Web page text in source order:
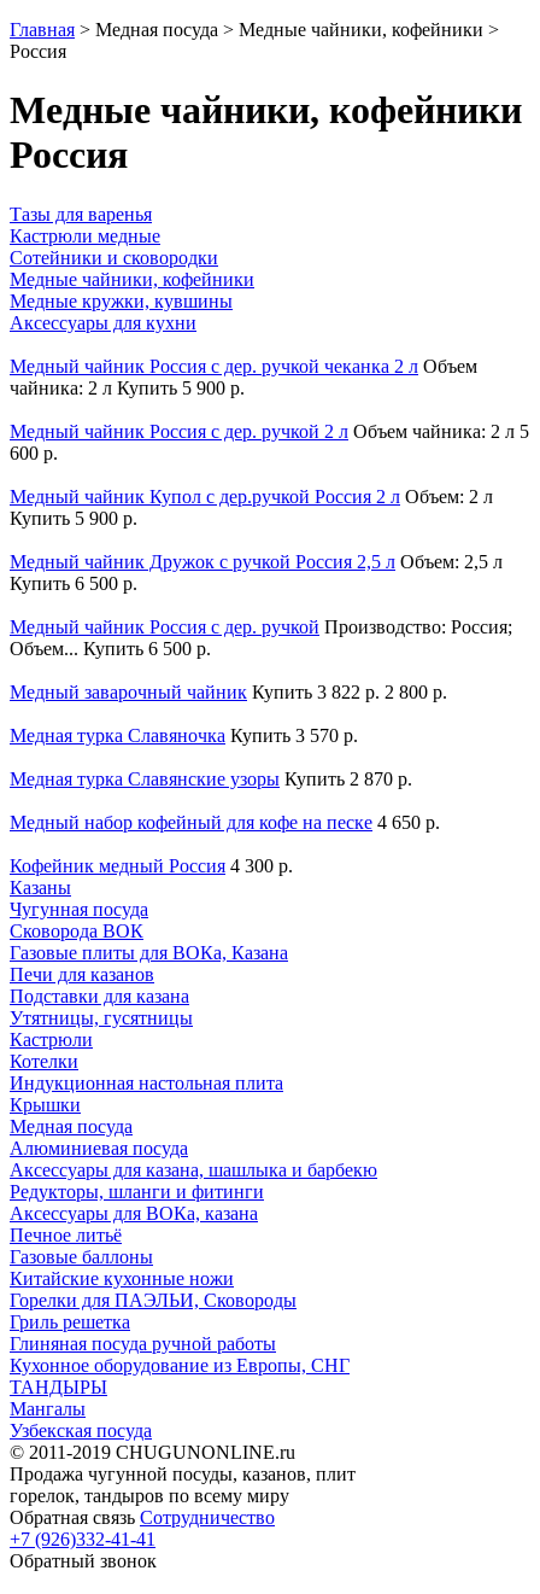
Главная > Медная посуда > Медные чайники, кофейники >
Россия
Медные чайники, кофейники
Россия
Тазы для варенья
Кастрюли медные
Сотейники и сковородки
Медные чайники, кофейники
Медные кружки, кувшины
Аксессуары для кухни
Медный чайник Россия с дер. ручкой чеканка 2 л Объем
чайника: 2 л Купить 5 900 р.
Медный чайник Россия с дер. ручкой 2 л Объем чайника: 2 л 5
600 р.
Медный чайник Купол с дер.ручкой Россия 2 л Объем: 2 л
Купить 5 900 р.
Медный чайник Дружок с ручкой Россия 2,5 л Объем: 2,5 л
Купить 6 500 р.
Медный чайник Россия с дер. ручкой Производство: Россия;
Объем... Купить 6 500 р.
Медный заварочный чайник Купить 3 822 р. 2 800 р.
Медная турка Славяночка Купить 3 570 р.
Медная турка Славянские узоры Купить 2 870 р.
Медный набор кофейный для кофе на песке 4 650 р.
Кофейник медный Россия 4 300 р.
Казаны
Чугунная посуда
Сковорода ВОК
Газовые плиты для ВОКа, Казана
Печи для казанов
Подставки для казана
Утятницы, гусятницы
Кастрюли
Котелки
Индукционная настольная плита
Крышки
Медная посуда
Алюминиевая посуда
Аксессуары для казана, шашлыка и барбекю
Редукторы, шланги и фитинги
Аксессуары для ВОКа, казана
Печное литьё
Газовые баллоны
Китайские кухонные ножи
Горелки для ПАЭЛЬИ, Сковороды
Гриль решетка
Глиняная посуда ручной работы
Кухонное оборудование из Европы, СНГ
ТАНДЫРЫ
Мангалы
Узбекская посуда
© 2011-2019 CHUGUNONLINE.ru
Продажа чугунной посуды, казанов, плит
горелок, тандыров по всему миру
Обратная связь Сотрудничество
+7 (926)332-41-41
Обратный звонок